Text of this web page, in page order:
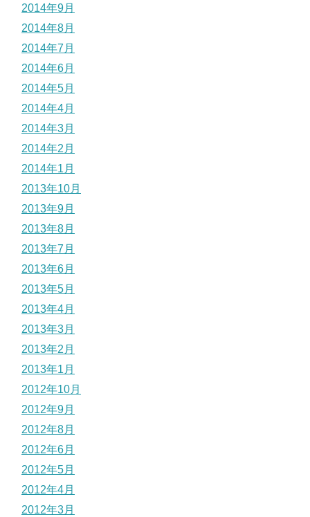
2014年9月
2014年8月
2014年7月
2014年6月
2014年5月
2014年4月
2014年3月
2014年2月
2014年1月
2013年10月
2013年9月
2013年8月
2013年7月
2013年6月
2013年5月
2013年4月
2013年3月
2013年2月
2013年1月
2012年10月
2012年9月
2012年8月
2012年6月
2012年5月
2012年4月
2012年3月